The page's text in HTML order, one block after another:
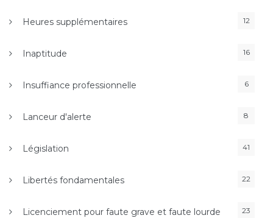
Heures supplémentaires 12
Inaptitude 16
Insuffiance professionnelle 6
Lanceur d'alerte 8
Législation 41
Libertés fondamentales 22
Licenciement pour faute grave et faute lourde 23